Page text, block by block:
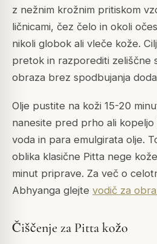
z nežnim krožnim pritiskom
ličnicami, čez čelo in okoli
nikoli globok ali vleče kože.
pretok in razporediti zeliščne
obraza brez spodbujanja
Olje pustite na koži 15-20
nanesite pred prho ali
voda in para emulgirata olje.
oblika klasične Pitta nege
minut priprave. Za več o
Abhyanga glejte vodič za
Čiščenje za Pitta kožo